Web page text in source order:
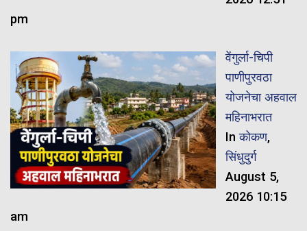
pm
वेंगुर्ला-चिपी
पाणीपुरवठा
योजनेचा अहवाल
महिनाभरात
Inकोकण,
सिंधुदुर्ग
August 5,
2026 10:15
am